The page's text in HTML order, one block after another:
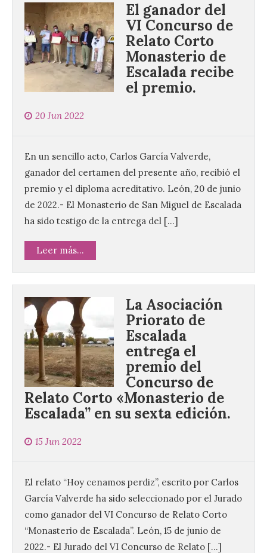
El ganador del
VI Concurso de
Relato Corto
Monasterio de
Escalada recibe
el premio.
20 Jun 2022
En un sencillo acto, Carlos García Valverde,
ganador del certamen del presente año, recibió el
premio y el diploma acreditativo. León, 20 de junio
de 2022.- El Monasterio de San Miguel de Escalada
ha sido testigo de la entrega del […]
Leer más...
La Asociación
Priorato de
Escalada
entrega el
premio del
Concurso de
Relato Corto «Monasterio de
Escalada” en su sexta edición.
15 Jun 2022
El relato “Hoy cenamos perdiz”, escrito por Carlos
García Valverde ha sido seleccionado por el Jurado
como ganador del VI Concurso de Relato Corto
“Monasterio de Escalada”. León, 15 de junio de
2022.- El Jurado del VI Concurso de Relato […]